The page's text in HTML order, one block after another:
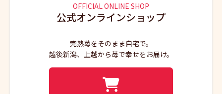
OFFICIAL ONLINE SHOP
公式オンラインショップ
完熟苺をそのまま自宅で。
越後新潟、上越から苺で幸せをお届け。